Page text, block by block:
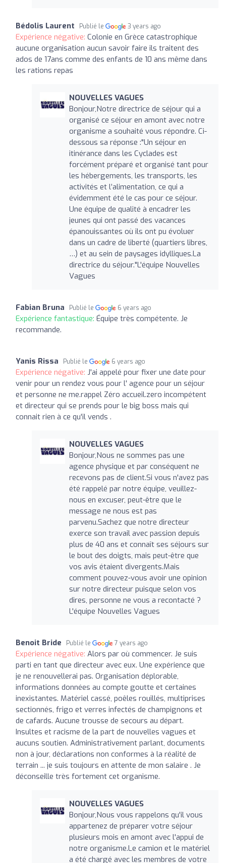
Bédolis Laurent Publié le 3 years ago
Expérience négative: Colonie en Grèce catastrophique
aucune organisation aucun savoir faire ils traitent des
ados de 17ans comme des enfants de 10 ans même dans
les rations repas
NOUVELLES VAGUES
Bonjour,Notre directrice de séjour qui a
organisé ce séjour en amont avec notre
organisme a souhaité vous répondre. Ci-
dessous sa réponse :"Un séjour en
itinérance dans les Cyclades est
forcément préparé et organisé tant pour
les hébergements, les transports, les
activités et l’alimentation, ce qui a
évidemment été le cas pour ce séjour.
Une équipe de qualité à encadrer les
jeunes qui ont passé des vacances
épanouissantes où ils ont pu évoluer
dans un cadre de liberté (quartiers libres,
…) et au sein de paysages idylliques.La
directrice du séjour."L'équipe Nouvelles
Vagues
Fabian Bruna Publié le 6 years ago
Expérience fantastique: Équipe très compétente. Je
recommande.
Yanis Rissa Publié le 6 years ago
Expérience négative: J'ai appelé pour fixer une date pour
venir pour un rendez vous pour l' agence pour un séjour
et personne ne me.rappel Zéro accueil.zero incompétent
et directeur qui se prends pour le big boss mais qui
connait rien à ce qu'il vends .
NOUVELLES VAGUES
Bonjour,Nous ne sommes pas une
agence physique et par conséquent ne
recevons pas de client.Si vous n'avez pas
été rappelé par notre équipe, veuillez-
nous en excuser, peut-être que le
message ne nous est pas
parvenu.Sachez que notre directeur
exerce son travail avec passion depuis
plus de 40 ans et connaît ses séjours sur
le bout des doigts, mais peut-être que
vos avis étaient divergents.Mais
comment pouvez-vous avoir une opinion
sur notre directeur puisque selon vos
dires, personne ne vous a recontacté ?
L'équipe Nouvelles Vagues
Benoit Bride Publié le 7 years ago
Expérience négative: Alors par où commencer. Je suis
parti en tant que directeur avec eux. Une expérience que
je ne renouvellerai pas. Organisation déplorable,
informations données au compte goutte et certaines
inexistantes. Matériel cassé, poêles rouillés, multiprises
sectionnés, frigo et verres infectés de champignons et
de cafards. Aucune trousse de secours au départ.
Insultes et racisme de la part de nouvelles vagues et
aucuns soutien. Administrativement parlant, documents
non à jour, déclarations non conformes à la réalité de
terrain ... je suis toujours en attente de mon salaire . Je
déconseille très fortement cet organisme.
NOUVELLES VAGUES
Bonjour,Nous vous rappelons qu'il vous
appartenez de préparer votre séjour
plusieurs mois en amont avec l'appui de
notre organisme.Le camion et le matériel
a été chargé avec les membres de votre